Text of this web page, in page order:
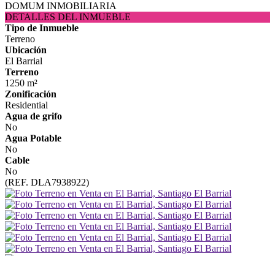
DOMUM INMOBILIARIA
DETALLES DEL INMUEBLE
Tipo de Inmueble
Terreno
Ubicación
El Barrial
Terreno
1250 m²
Zonificación
Residential
Agua de grifo
No
Agua Potable
No
Cable
No
(REF. DLA7938922)